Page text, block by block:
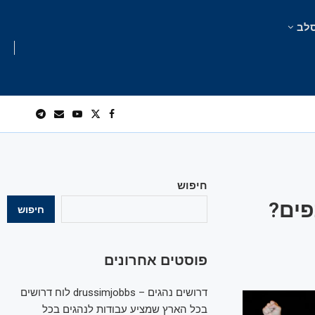
חיפוש
חיפוש
פוסטים אחרונים
דרושים נהגים – drussimjobbs לוח דרושים
בכל הארץ שמציע עבודות לנהגים בכל